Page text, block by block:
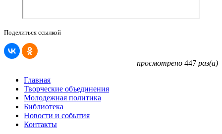
Поделиться ссылкой
просмотрено 447 раз(а)
Главная
Творческие объединения
Молодежная политика
Библиотека
Новости и события
Контакты